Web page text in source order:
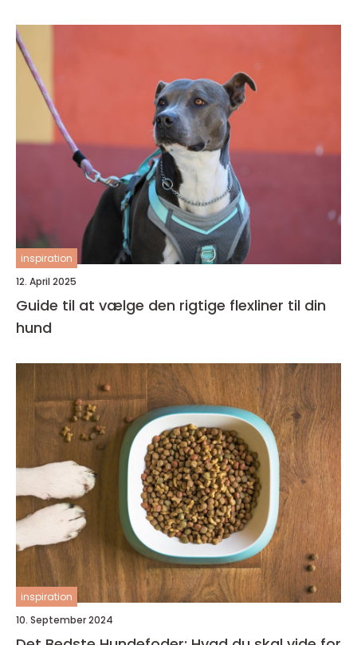
inspiration
12. April 2025
Guide til at vælge den rigtige flexliner til din
hund
inspiration
10. September 2024